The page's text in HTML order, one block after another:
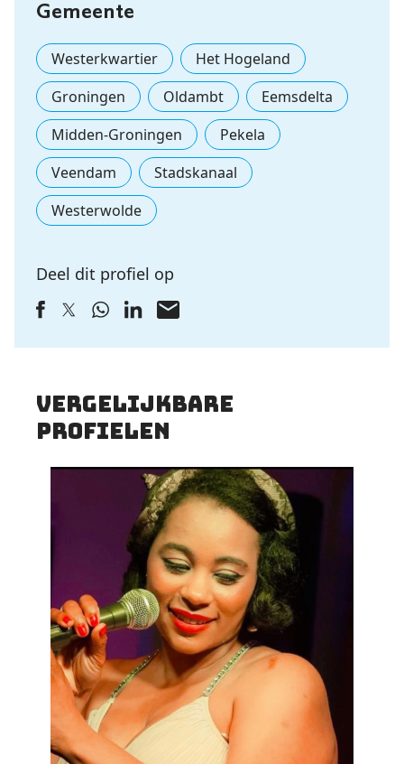
Gemeente
Westerkwartier
Het Hogeland
Groningen
Oldambt
Eemsdelta
Midden-Groningen
Pekela
Veendam
Stadskanaal
Westerwolde
Deel dit profiel op
vergelijkbare
profielen